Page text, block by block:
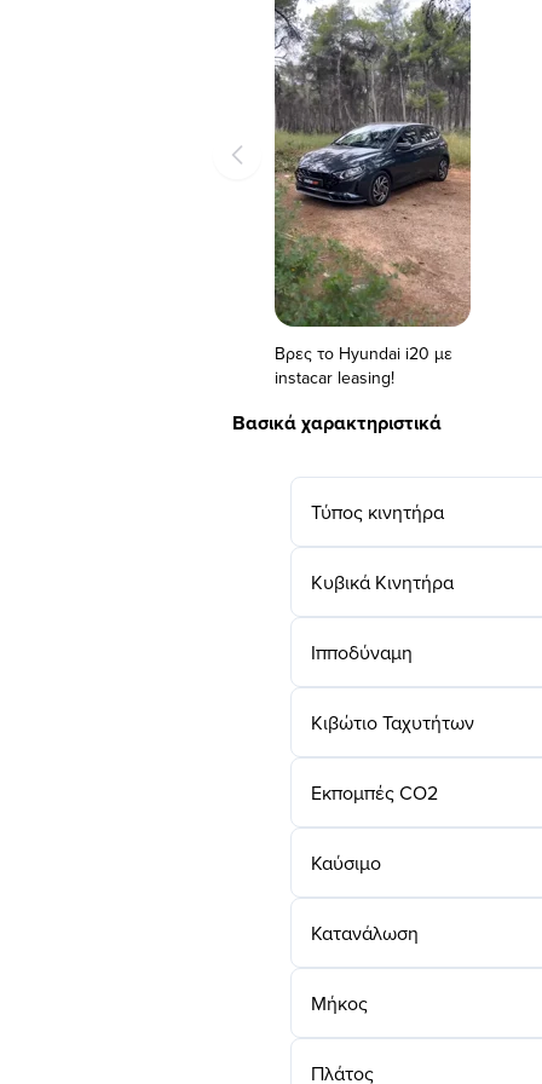
Βρες το Hyundai i20 με
instacar leasing!
Βασικά χαρακτηριστικά
Τύπος κινητήρα
Κυβικά Κινητήρα
Ιπποδύναμη
Κιβώτιο Ταχυτήτων
Εκπομπές CO2
Καύσιμο
Κατανάλωση
Μήκος
Πλάτος